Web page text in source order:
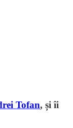
Tofan, și îi